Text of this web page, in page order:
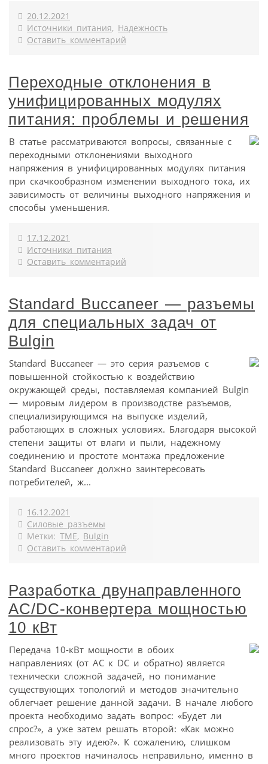
20.12.2021
Источники питания, Надежность
Оставить комментарий
Переходные отклонения в
унифицированных модулях
питания: проблемы и решения
В статье рассматриваются вопросы, связанные с
переходными отклонениями выходного
напряжения в унифицированных модулях питания
при скачкообразном изменении выходного тока, их
зависимость от величины выходного напряжения и
способы уменьшения.
17.12.2021
Источники питания
Оставить комментарий
Standard Buccaneer — разъемы
для специальных задач от
Bulgin
Standard Buccaneer — это серия разъемов с
повышенной стойкостью к воздействию
окружающей среды, поставляемая компанией Bulgin
— мировым лидером в производстве разъемов,
специализирующимся на выпуске изделий,
работающих в сложных условиях. Благодаря высокой
степени защиты от влаги и пыли, надежному
соединению и простоте монтажа предложение
Standard Buccaneer должно заинтересовать
потребителей, ж...
16.12.2021
Силовые разъемы
Метки: TME, Bulgin
Оставить комментарий
Разработка двунаправленного
AC/DC-конвертера мощностью
10 кВт
Передача 10-кВт мощности в обоих
направлениях (от AC к DC и обратно) является
технически сложной задачей, но понимание
существующих топологий и методов значительно
облегчает решение данной задачи. В начале любого
проекта необходимо задать вопрос: «Будет ли
спрос?», а уже затем решать второй: «Как можно
реализовать эту идею?». К сожалению, слишком
много проектов начиналось неправильно, именно в